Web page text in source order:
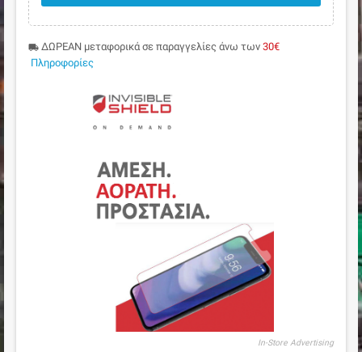
local_shipping ΔΩΡΕΑΝ μεταφορικά σε παραγγελίες άνω των 30€
Πληροφορίες
In-Store Advertising